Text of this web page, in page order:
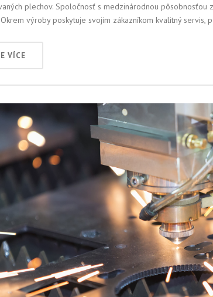
plechov. Spoločnosť s medzinárodnou pôsobnosťou
výroby poskytuje svojim zákazníkom kvalitný servis,
VÍCE